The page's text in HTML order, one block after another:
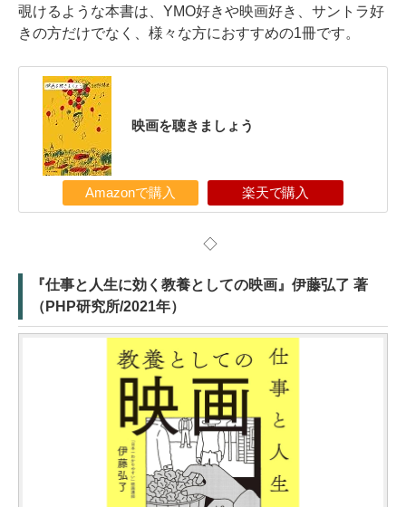
覗けるような本書は、YMO好きや映画好き、サントラ好
きの方だけでなく、様々な方におすすめの1冊です。
映画を聴きましょう
Amazonで購入 楽天で購入
◇
『仕事と人生に効く教養としての映画』伊藤弘了 著
（PHP研究所/2021年）